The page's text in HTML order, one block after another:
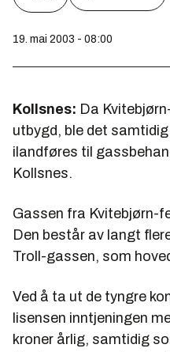
19. mai 2003 - 08:00
Kollsnes: Da
utbygd, ble det
ilandføres til
Kollsnes.
Gassen fra Kvitebjørn-
Den består av langt
Troll-gassen, som
Ved å ta ut de tyngre
lisensen inntjeningen
kroner årlig, samtidig